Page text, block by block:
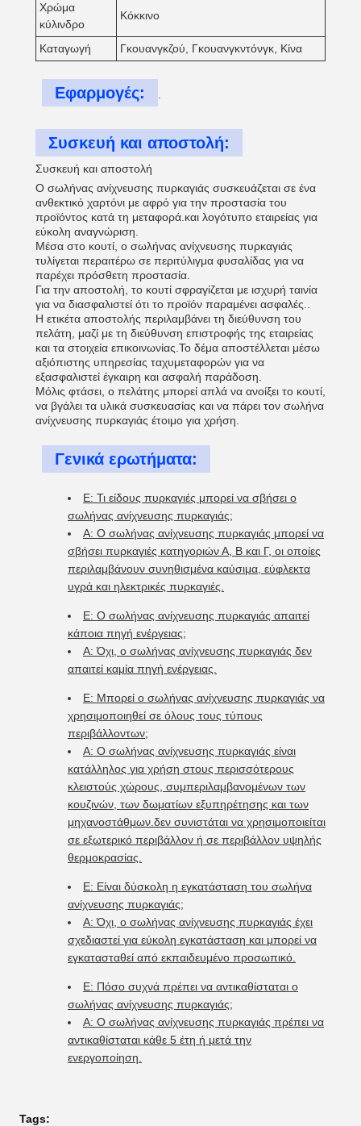
Χρώμα
κύλινδρο
Κόκκινο
Καταγωγή Γκουανγκζού, Γκουανγκντόνγκ, Κίνα
Εφαρμογές:
Συσκευή και αποστολή:
Συσκευή και αποστολή
Ο σωλήνας ανίχνευσης πυρκαγιάς συσκευάζεται σε ένα
ανθεκτικό χαρτόνι με αφρό για την προστασία του
προϊόντος κατά τη μεταφορά.και λογότυπο εταιρείας για
εύκολη αναγνώριση.
Μέσα στο κουτί, ο σωλήνας ανίχνευσης πυρκαγιάς
τυλίγεται περαιτέρω σε περιτύλιγμα φυσαλίδας για να
παρέχει πρόσθετη προστασία.
Για την αποστολή, το κουτί σφραγίζεται με ισχυρή ταινία
για να διασφαλιστεί ότι το προϊόν παραμένει ασφαλές..
Η ετικέτα αποστολής περιλαμβάνει τη διεύθυνση του
πελάτη, μαζί με τη διεύθυνση επιστροφής της εταιρείας
και τα στοιχεία επικοινωνίας.Το δέμα αποστέλλεται μέσω
αξιόπιστης υπηρεσίας ταχυμεταφορών για να
εξασφαλιστεί έγκαιρη και ασφαλή παράδοση.
Μόλις φτάσει, ο πελάτης μπορεί απλά να ανοίξει το κουτί,
να βγάλει τα υλικά συσκευασίας και να πάρει τον σωλήνα
ανίχνευσης πυρκαγιάς έτοιμο για χρήση.
Γενικά ερωτήματα:
Ε: Τι είδους πυρκαγιές μπορεί να σβήσει ο
σωλήνας ανίχνευσης πυρκαγιάς;
Α: Ο σωλήνας ανίχνευσης πυρκαγιάς μπορεί να
σβήσει πυρκαγιές κατηγοριών Α, Β και Γ, οι οποίες
περιλαμβάνουν συνηθισμένα καύσιμα, εύφλεκτα
υγρά και ηλεκτρικές πυρκαγιές.
Ε: Ο σωλήνας ανίχνευσης πυρκαγιάς απαιτεί
κάποια πηγή ενέργειας;
Α: Όχι, ο σωλήνας ανίχνευσης πυρκαγιάς δεν
απαιτεί καμία πηγή ενέργειας.
Ε: Μπορεί ο σωλήνας ανίχνευσης πυρκαγιάς να
χρησιμοποιηθεί σε όλους τους τύπους
περιβάλλοντων;
Α: Ο σωλήνας ανίχνευσης πυρκαγιάς είναι
κατάλληλος για χρήση στους περισσότερους
κλειστούς χώρους, συμπεριλαμβανομένων των
κουζινών, των δωματίων εξυπηρέτησης και των
μηχανοστάθμων.δεν συνιστάται να χρησιμοποιείται
σε εξωτερικό περιβάλλον ή σε περιβάλλον υψηλής
θερμοκρασίας.
Ε: Είναι δύσκολη η εγκατάσταση του σωλήνα
ανίχνευσης πυρκαγιάς;
Α: Όχι, ο σωλήνας ανίχνευσης πυρκαγιάς έχει
σχεδιαστεί για εύκολη εγκατάσταση και μπορεί να
εγκατασταθεί από εκπαιδευμένο προσωπικό.
Ε: Πόσο συχνά πρέπει να αντικαθίσταται ο
σωλήνας ανίχνευσης πυρκαγιάς;
Α: Ο σωλήνας ανίχνευσης πυρκαγιάς πρέπει να
αντικαθίσταται κάθε 5 έτη ή μετά την
ενεργοποίηση.
Tags: